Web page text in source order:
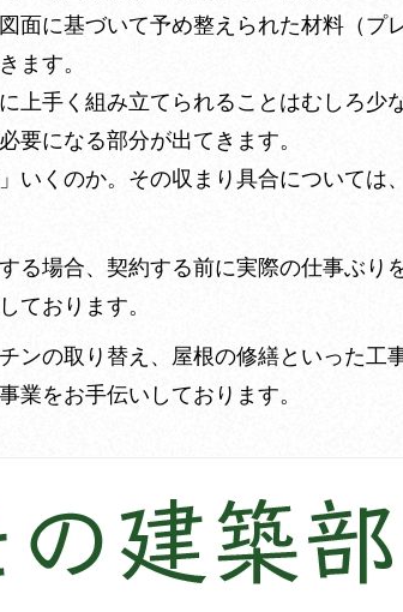
面に基づいて予め整えられた材料（プ
ます。
上手く組み立てられることはむしろ少
要になる部分が出てきます。
いくのか。その収まり具合については
る場合、契約する前に実際の仕事ぶり
ております。
ンの取り替え、屋根の修繕といった工
業をお手伝いしております。